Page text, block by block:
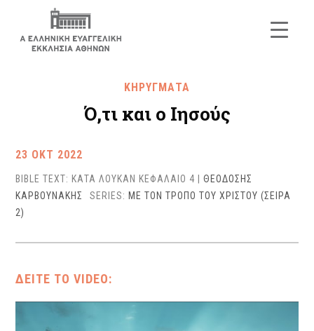
ΚΗΡΥΓΜΑΤΑ
Ό,τι και ο Ιησούς
23 ΟΚΤ 2022
BIBLE TEXT: ΚΑΤΑ ΛΟΥΚΑΝ ΚΕΦΑΛΑΙΟ 4 |ΘΕΟΔΟΣΗΣ
ΚΑΡΒΟΥΝΑΚΗΣ
SERIES: ΜΕ ΤΟΝ ΤΡΟΠΟ ΤΟΥ ΧΡΙΣΤΟΥ (ΣΕΙΡΑ
2)